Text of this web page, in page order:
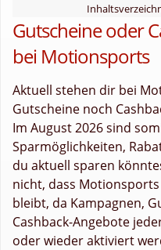
Gutscheine oder
bei Motionsports
Aktuell stehen dir bei
Gutscheine noch
Im August 2026 sind
Sparmöglichkeiten,
du aktuell sparen
nicht, dass
bleibt, da Kampagnen,
Cashback-Angebote
oder wieder aktiviert